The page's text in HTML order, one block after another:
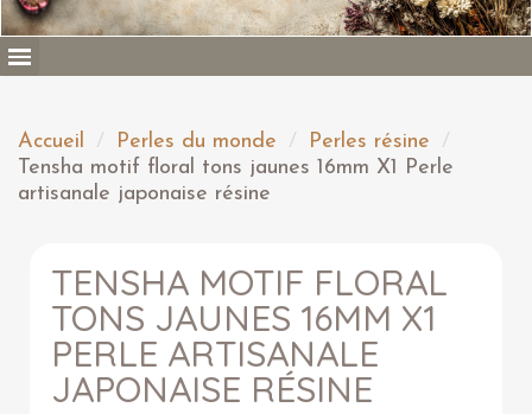
Accueil Perles du monde
Perles résine
Tensha motif floral tons jaunes 16mm X1 Perle
artisanale japonaise résine
TENSHA MOTIF FLORAL
TONS JAUNES 16MM X1
PERLE ARTISANALE
JAPONAISE RÉSINE